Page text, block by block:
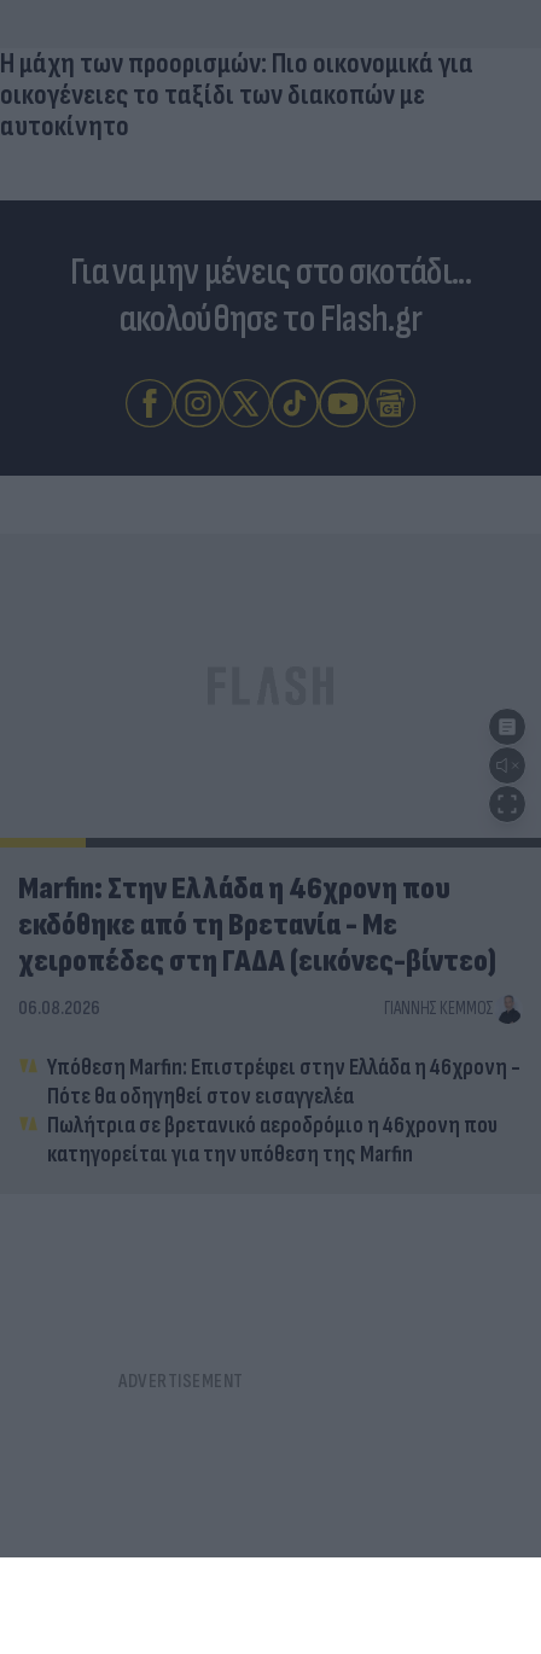
Η μάχη των προορισμών: Πιο οικονομικά για
οικογένειες το ταξίδι των διακοπών με
αυτοκίνητο
Για να μην μένεις στο σκοτάδι...
ακολούθησε το Flash.gr
Marfin: Στην Ελλάδα η 46χρονη που
εκδόθηκε από τη Βρετανία - Με
χειροπέδες στη ΓΑΔΑ (εικόνες-βίντεο)
06.08.2026 ΓΙΆΝΝΗΣ ΚΈΜΜΟΣ
Υπόθεση Marfin: Επιστρέφει στην Ελλάδα η 46χρονη -
Πότε θα οδηγηθεί στον εισαγγελέα
Πωλήτρια σε βρετανικό αεροδρόμιο η 46χρονη που
κατηγορείται για την υπόθεση της Marfin